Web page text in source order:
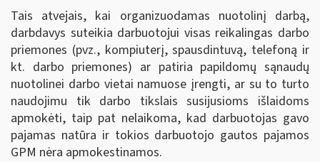
Tais atvejais, kai organizuodamas nuotolinį darbą,
darbdavys suteikia darbuotojui visas reikalingas darbo
priemones (pvz., kompiuterį, spausdintuvą, telefoną ir
kt. darbo priemones) ar patiria papildomų sąnaudų
nuotolinei darbo vietai namuose įrengti, ar su to turto
naudojimu tik darbo tikslais susijusioms išlaidoms
apmokėti, taip pat nelaikoma, kad darbuotojas gavo
pajamas natūra ir tokios darbuotojo gautos pajamos
GPM nėra apmokestinamos.